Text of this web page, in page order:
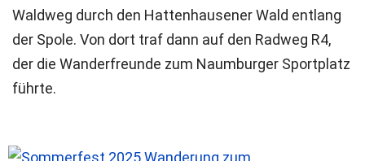
Waldweg durch den Hattenhausener Wald entlang
der Spole. Von dort traf dann auf den Radweg R4,
der die Wanderfreunde zum Naumburger Sportplatz
führte.